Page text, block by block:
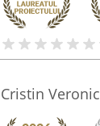
Cristin